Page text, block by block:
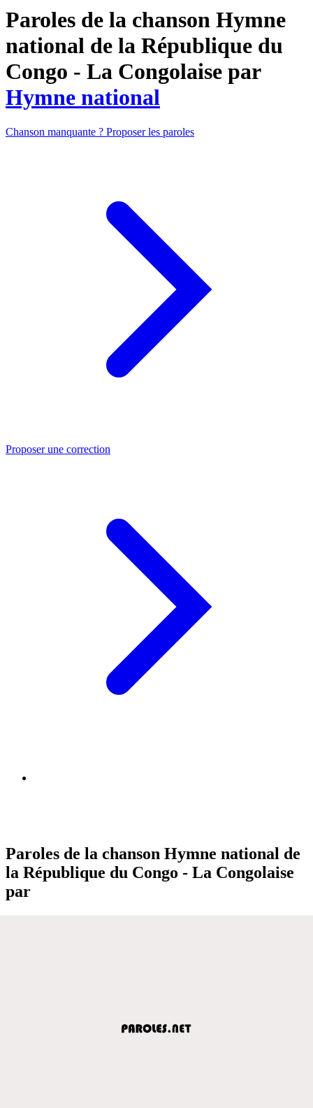
Paroles de la chanson Hymne
national de la République du
Congo - La Congolaise par
Hymne national
Chanson manquante ? Proposer les paroles
Proposer une correction
Paroles de la chanson Hymne national de
la République du Congo - La Congolaise
par